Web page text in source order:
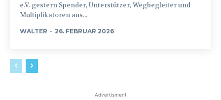
e.V. gestern Spender, Unterstützer, Wegbegleiter und
Multiplikatoren aus...
WALTER - 26. FEBRUAR 2026
Advertisment